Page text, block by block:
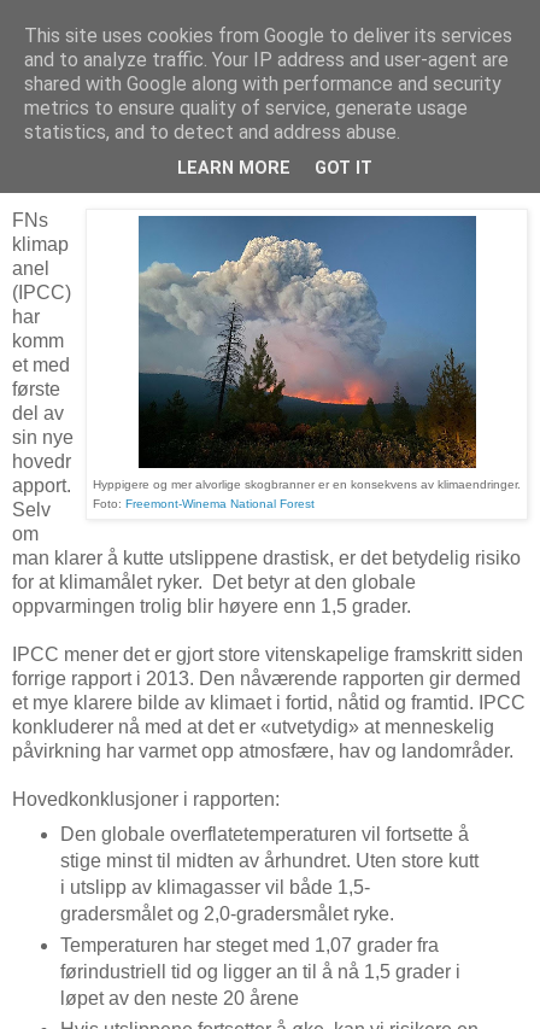
Arkitektur & Miljøteknologi
10 august 2021
Ny rapport fra FNs klimapanel
Hyppigere og mer alvorlige skogbranner er en konsekvens av klimaendringer.
Foto: Freemont-Winema National Forest
FNs
klimap
anel
(IPCC)
har
komm
et med
første
del av
sin nye
hovedr
apport.
Selv
om
man klarer å kutte utslippene drastisk, er det betydelig risiko
for at klimamålet ryker. Det betyr at den globale
oppvarmingen trolig blir høyere enn 1,5 grader.
IPCC mener det er gjort store vitenskapelige framskritt siden
forrige rapport i 2013. Den nåværende rapporten gir dermed
et mye klarere bilde av klimaet i fortid, nåtid og framtid. IPCC
konkluderer nå med at det er «utvetydig» at menneskelig
påvirkning har varmet opp atmosfære, hav og landområder.
Hovedkonklusjoner i rapporten:
Den globale overflatetemperaturen vil fortsette å
stige minst til midten av århundret. Uten store kutt
i utslipp av klimagasser vil både 1,5-
gradersmålet og 2,0-gradersmålet ryke.
Temperaturen har steget med 1,07 grader fra
førindustriell tid og ligger an til å nå 1,5 grader i
løpet av den neste 20 årene
This site uses cookies from Google to deliver its services
and to analyze traffic. Your IP address and user-agent are
shared with Google along with performance and security
metrics to ensure quality of service, generate usage
statistics, and to detect and address abuse.
LEARN MORE GOT IT